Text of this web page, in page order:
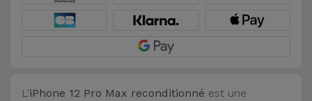
L'iPhone 12 Pro Max reconditionné est une